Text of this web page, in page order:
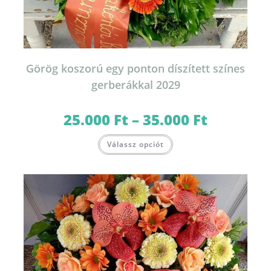
Görög koszorú egy ponton díszített színes
gerberákkal 2029
25.000 Ft–35.000 Ft25.000 Ft
Válassz opciót a
van.
A
változatok
a
termékoldalon
választhatók
ki